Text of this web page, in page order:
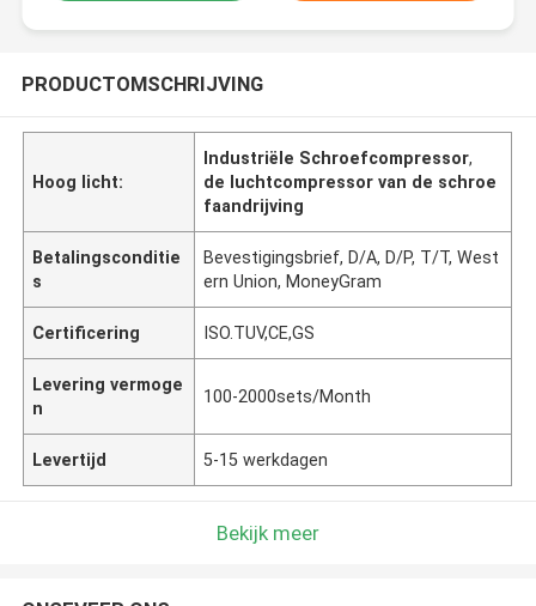
PRODUCTOMSCHRIJVING
Hoog licht:
Industriële Schroefcompressor,
de luchtcompressor van de schroe
faandrijving
Betalingsconditie
s
Bevestigingsbrief, D/A, D/P, T/T, West
ern Union, MoneyGram
Certificering ISO.TUV,CE,GS
Levering vermoge
n
100-2000sets/Month
Levertijd 5-15 werkdagen
Bekijk meer